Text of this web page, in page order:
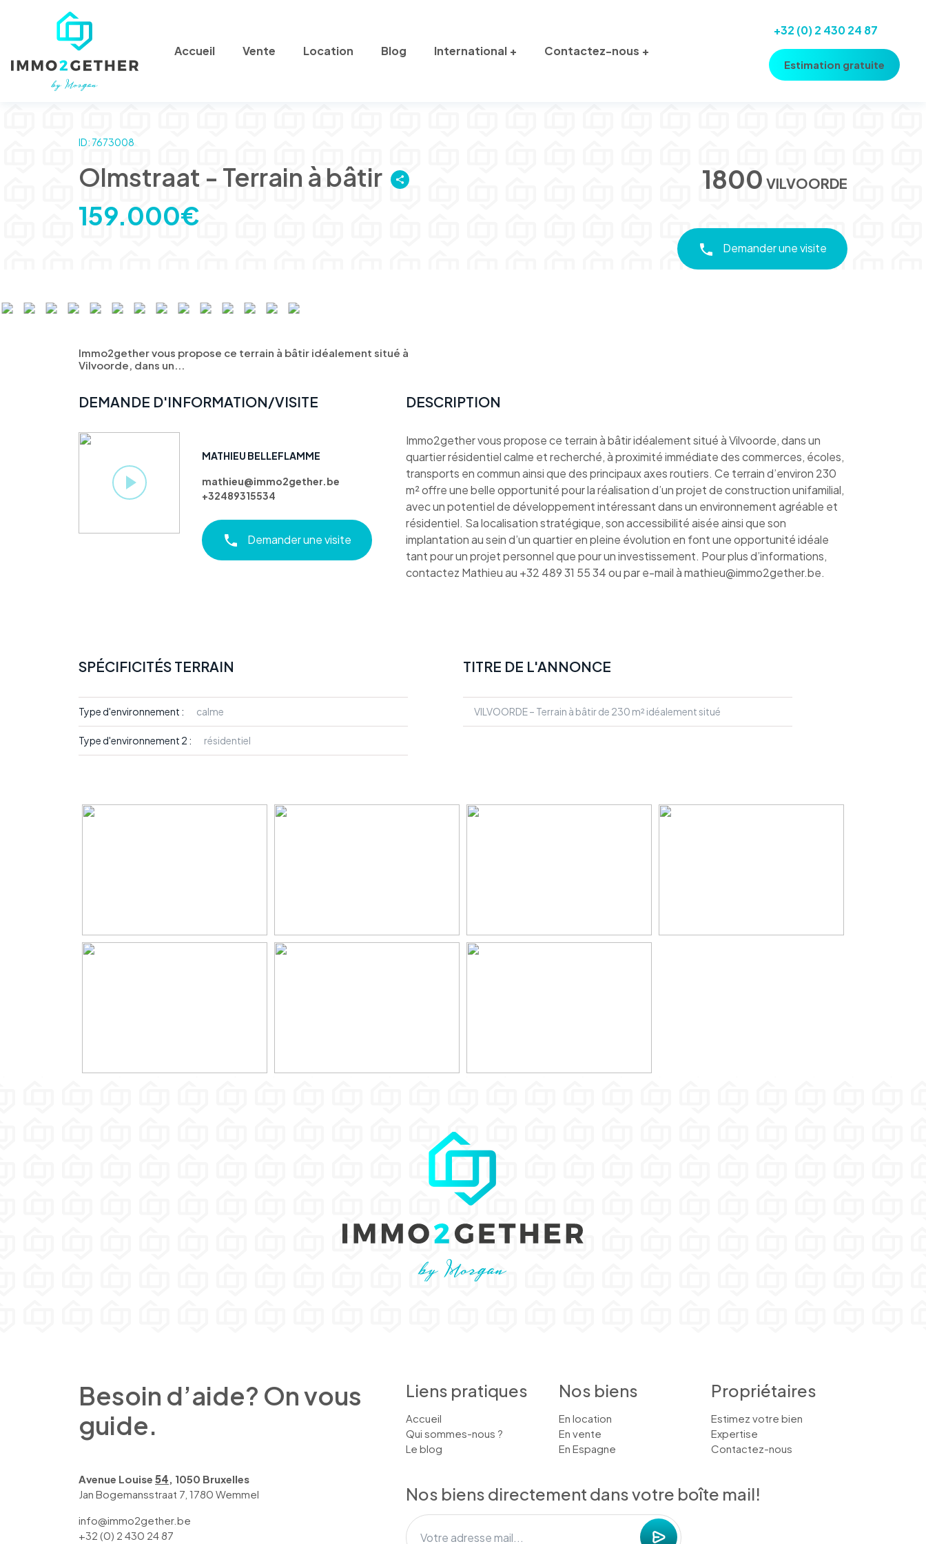
Accueil Vente Location Blog International Contactez-nous
+32 (0) 2 430 24 87
Estimation gratuite
ID: 7673008
Olmstraat - Terrain à bâtir 1800 VILVOORDE
159.000€
Demander une visite
Immo2gether vous propose ce terrain à bâtir idéalement situé à
Vilvoorde, dans un...
DEMANDE D'INFORMATION/VISITE
MATHIEU BELLEFLAMME
mathieu@immo2gether.be
+32489315534
Demander une visite
DESCRIPTION
Immo2gether vous propose ce terrain à bâtir idéalement situé à Vilvoorde, dans un
quartier résidentiel calme et recherché, à proximité immédiate des commerces, écoles,
transports en commun ainsi que des principaux axes routiers. Ce terrain d’environ 230
m² offre une belle opportunité pour la réalisation d’un projet de construction unifamilial,
avec un potentiel de développement intéressant dans un environnement agréable et
résidentiel. Sa localisation stratégique, son accessibilité aisée ainsi que son
implantation au sein d’un quartier en pleine évolution en font une opportunité idéale
tant pour un projet personnel que pour un investissement. Pour plus d’informations,
contactez Mathieu au +32 489 31 55 34 ou par e-mail àmathieu@immo2gether.be.
SPÉCIFICITÉS TERRAIN
Type d'environnement : calme
Type d'environnement 2 : résidentiel
TITRE DE L'ANNONCE
VILVOORDE – Terrain à bâtir de 230 m² idéalement situé
Besoin d’aide? On vous
guide.
Avenue Louise 54, 1050 Bruxelles
Jan Bogemansstraat 7, 1780 Wemmel
info@immo2gether.be
+32 (0) 2 430 24 87
Liens pratiques
Accueil
Qui sommes-nous ?
Le blog
Nos biens
En location
En vente
En Espagne
Propriétaires
Estimez votre bien
Expertise
Contactez-nous
Nos biens directement dans votre boîte mail!